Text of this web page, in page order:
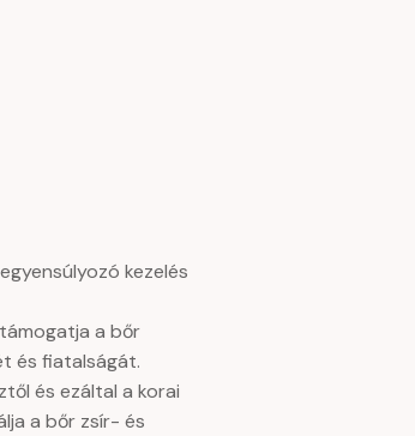
kezelés
a bőr
és fiatalságát.
és ezáltal a korai
a bőr zsír- és